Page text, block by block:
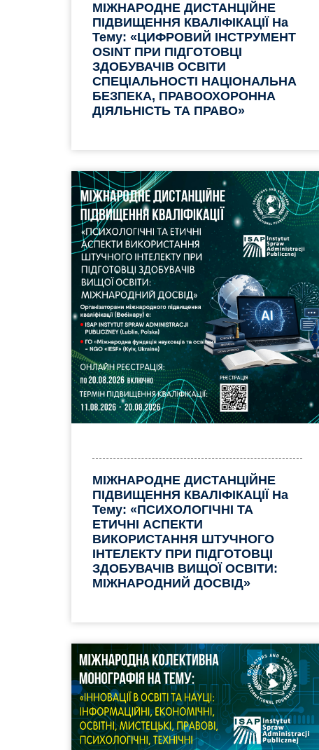
МІЖНАРОДНЕ ДИСТАНЦІЙНЕ
ПІДВИЩЕННЯ КВАЛІФІКАЦІЇ На
Тему: «ЦИФРОВИЙ ІНСТРУМЕНТ
OSINT ПРИ ПІДГОТОВЦІ
ЗДОБУВАЧІВ ОСВІТИ
СПЕЦІАЛЬНОСТІ НАЦІОНАЛЬНА
БЕЗПЕКА, ПРАВООХОРОННА
ДІЯЛЬНІСТЬ ТА ПРАВО»
МІЖНАРОДНЕ ДИСТАНЦІЙНЕ
ПІДВИЩЕННЯ КВАЛІФІКАЦІЇ На
Тему: «ПСИХОЛОГІЧНІ ТА
ЕТИЧНІ АСПЕКТИ
ВИКОРИСТАННЯ ШТУЧНОГО
ІНТЕЛЕКТУ ПРИ ПІДГОТОВЦІ
ЗДОБУВАЧІВ ВИЩОЇ ОСВІТИ:
МІЖНАРОДНИЙ ДОСВІД»